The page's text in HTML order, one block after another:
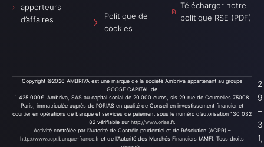
apporteurs
d’affaires
Politique de
cookies
Télécharger notre
politique RSE (PDF)
Copyright ©2026 AMBRIVA est une marque de la société Ambriva appartenant au groupe
GOOSE CAPITAL de
1 425 000€. Ambriva, SAS au capital social de 20.000 euros, sis 29 rue de Courcelles 75008
Paris, immatriculée auprès de l’ORIAS en qualité de Conseil en investissement financier et
courtier en opérations de banque et services de paiement sous le numéro d’autorisation 130 032
82 vérifiable sur http://www.orias.fr.
Activité contrôlée par l’Autorité de Contrôle prudentiel et de Résolution (ACPR) –
http://www.acpr.banque-france.fr et de l’Autorité des Marchés Financiers (AMF). Tous droits
2
9
–
3
1,